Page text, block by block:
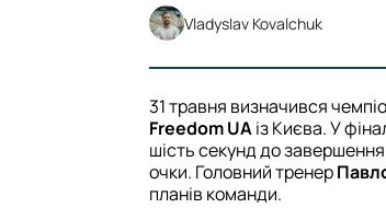
Vladyslav Kovalchuk
31 травня визначився
Freedom UAіз Києва. У
шість секунд до завершення
очки. Головний тренер
планів команди.